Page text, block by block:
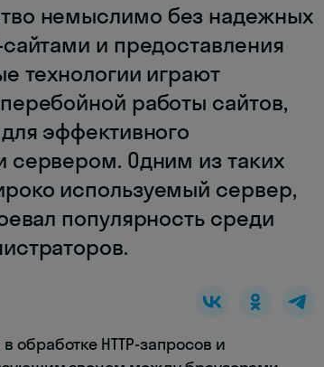
немыслимо без надежных
и предоставления
технологии играют
работы сайтов,
эффективного
сервером. Одним из таких
используемый сервер,
популярность среди
обработке HTTP-запросов и